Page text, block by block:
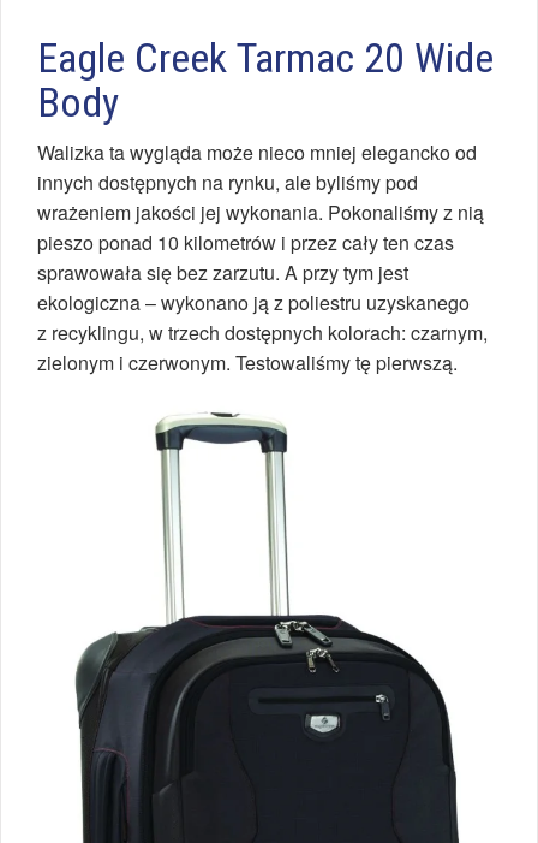
Eagle Creek Tarmac 20 Wide
Body
Walizka ta wygląda może nieco mniej elegancko od
innych dostępnych na rynku, ale byliśmy pod
wrażeniem jakości jej wykonania. Pokonaliśmy z nią
pieszo ponad 10 kilometrów i przez cały ten czas
sprawowała się bez zarzutu. A przy tym jest
ekologiczna – wykonano ją z poliestru uzyskanego
z recyklingu, w trzech dostępnych kolorach: czarnym,
zielonym i czerwonym. Testowaliśmy tę pierwszą.